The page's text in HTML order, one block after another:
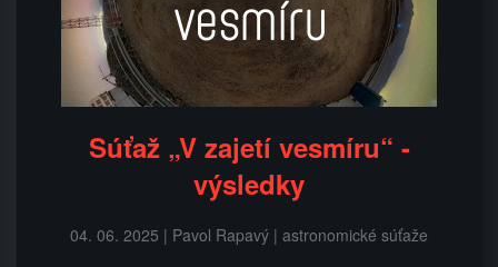
Súťaž „V zajetí vesmíru“ -
výsledky
04. 06. 2025 | Pavol Rapavý | astronomické súťaže